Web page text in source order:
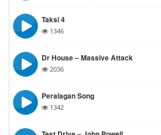
Taksi 4
1346
Dr House – Massive Attack
2036
Peralagan Song
1342